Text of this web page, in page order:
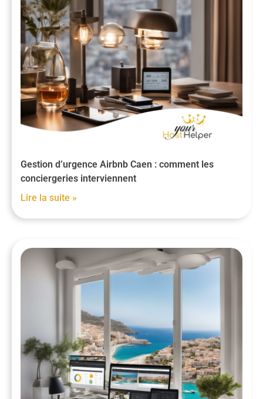
Gestion d’urgence Airbnb Caen : comment les
conciergeries interviennent
Lire la suite »